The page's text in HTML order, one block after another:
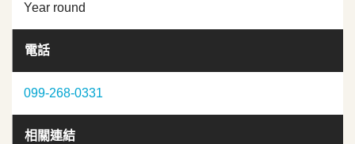
Year round
電話
099-268-0331
相關連結